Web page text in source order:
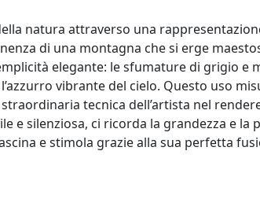
natura attraverso una
di una montagna che si erge
elegante: le sfumature di grigio
vibrante del cielo. Questo uso
tecnica dell’artista nel
e silenziosa, ci ricorda la grandezza e
e stimola grazie alla sua perfetta